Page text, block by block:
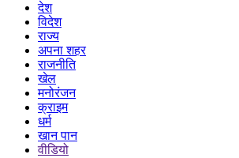
देश
विदेश
राज्य
अपना शहर
राजनीति
खेल
मनोरंजन
क्राइम
धर्म
खान पान
वीडियो